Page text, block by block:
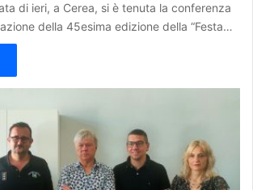
di ieri, a Cerea, si è tenuta la conferenza
della 45esima edizione della “Festa…